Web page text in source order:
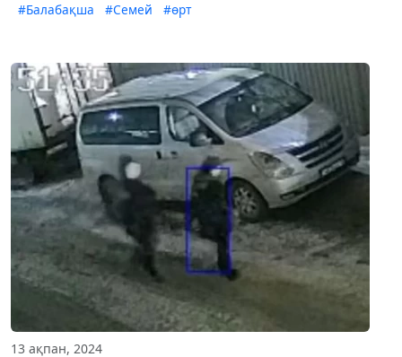
#Балабақша #Семей #өрт
13 ақпан, 2024